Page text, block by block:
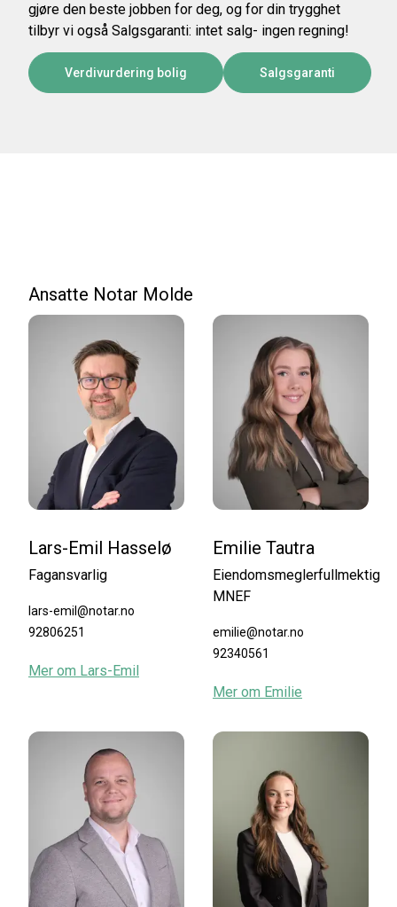
gjøre den beste jobben for deg, og for din trygghet
tilbyr vi også Salgsgaranti: intet salg- ingen regning!
Verdivurdering bolig Salgsgaranti
Ansatte Notar Molde
Lars-Emil Hasselø
Fagansvarlig
lars-emil@notar.no
92806251
Mer om Lars-Emil
Emilie Tautra
Eiendomsmeglerfullmektig
MNEF
emilie@notar.no
92340561
Mer om Emilie